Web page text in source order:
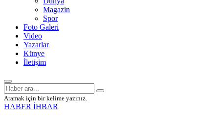
Magazin
Spor
Foto Galeri
Video
Yazarlar
Künye
İletişim
Aramak için bir kelime yazınız.
HABER İHBAR